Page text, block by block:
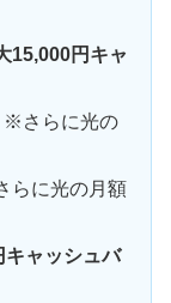
15,000円キャ
※さらに光の
らに光の月額
キャッシュバ